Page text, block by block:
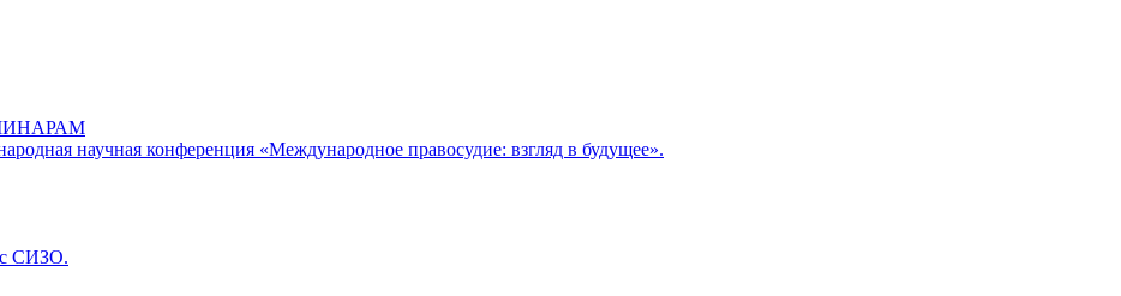
научная конференция «Международное правосудие: взгляд в будущее».
СИЗО.